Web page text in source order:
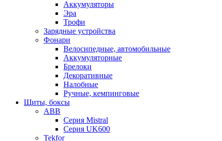
Аккумуляторы
Эра
Трофи
Зарядные устройства
Фонари
Велосипедные, автомобильные
Аккумуляторные
Брелоки
Декоративные
Налобные
Ручные, кемпинговые
Щиты, боксы
ABB
Серия Mistral
Серия UK600
Tekfor